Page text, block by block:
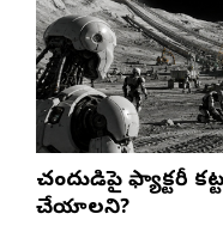
చంద్రుడిపై ఫ్యాక్టరీ
చేయాలని?